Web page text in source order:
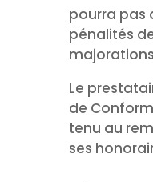
pourra pas
pénalités
Le
de
tenu au
ses